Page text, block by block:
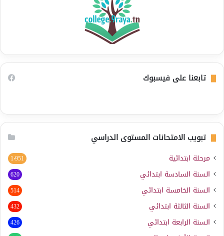
تابعنا على فيسبوك
تبويب الامتحانات المستوى الدراسي
مرحلة ابتدائية 1٬951
السنة السادسة ابتدائي 620
السنة الخامسة ابتدائي 514
السنة الثالثة ابتدائي 432
السنة الرابعة ابتدائي 426